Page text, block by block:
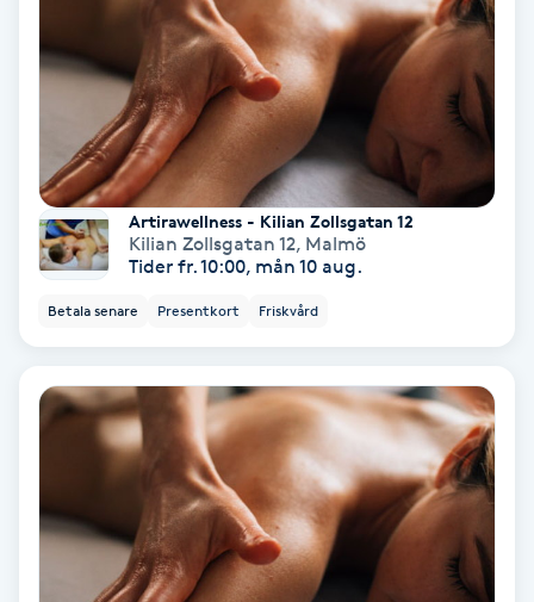
Eyeliner-tatuering
Face framing
Faceliftmassage
Fibromassage
Artirawellness - Kilian Zollsgatan 12
Kilian Zollsgatan 12, Malmö
Tider fr. 10:00, mån 10 aug.
Betala senare Presentkort Friskvård